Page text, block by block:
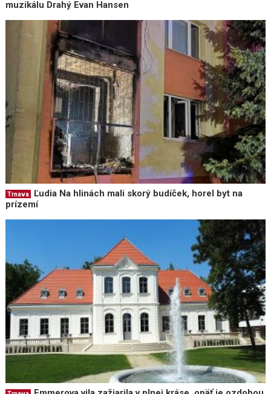
muzikálu Drahý Evan Hansen
Trnava
Ľudia Na hlinách mali skorý budíček, horel byt na
prízemí